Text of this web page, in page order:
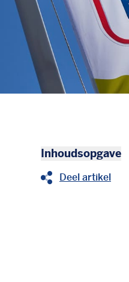
Inhoudsopgave
Deel artikel